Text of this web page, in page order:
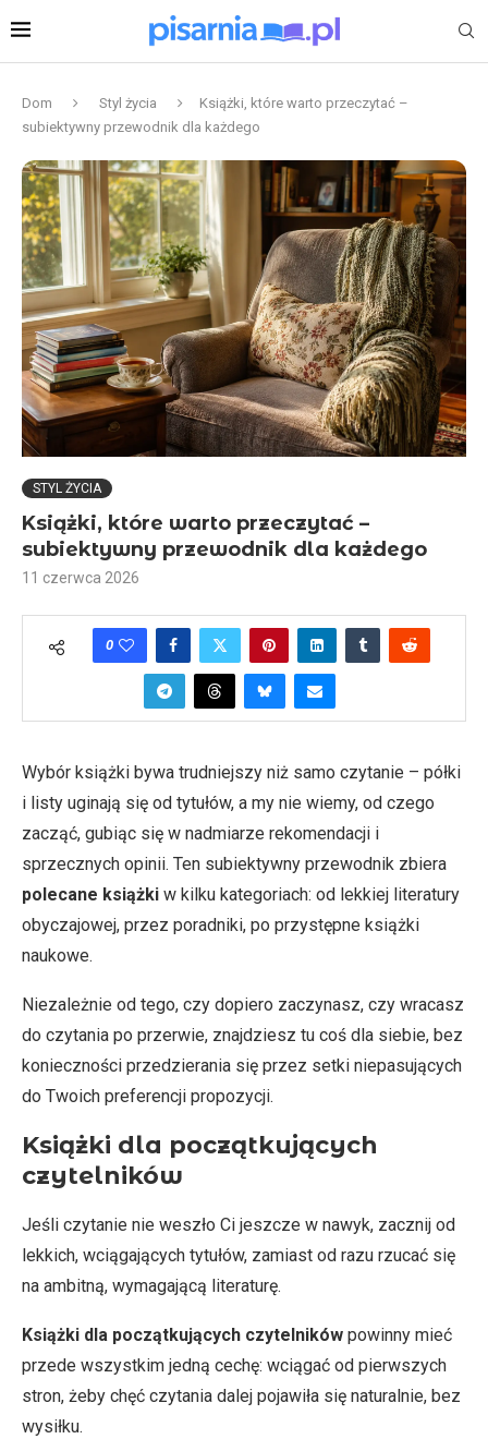
Dom Styl życia
Książki, które warto przeczytać –
subiektywny przewodnik dla każdego
STYL ŻYCIA
Książki, które warto przeczytać –
subiektywny przewodnik dla każdego
11 czerwca 2026
0
Wybór książki bywa trudniejszy niż samo czytanie – półki
i listy uginają się od tytułów, a my nie wiemy, od czego
zacząć, gubiąc się w nadmiarze rekomendacji i
sprzecznych opinii. Ten subiektywny przewodnik zbiera
polecane książki w kilku kategoriach: od lekkiej literatury
obyczajowej, przez poradniki, po przystępne książki
naukowe.
Niezależnie od tego, czy dopiero zaczynasz, czy wracasz
do czytania po przerwie, znajdziesz tu coś dla siebie, bez
konieczności przedzierania się przez setki niepasujących
do Twoich preferencji propozycji.
Książki dla początkujących
czytelników
Jeśli czytanie nie weszło Ci jeszcze w nawyk, zacznij od
lekkich, wciągających tytułów, zamiast od razu rzucać się
na ambitną, wymagającą literaturę.
Książki dla początkujących czytelników powinny mieć
przede wszystkim jedną cechę: wciągać od pierwszych
stron, żeby chęć czytania dalej pojawiła się naturalnie, bez
wysiłku.